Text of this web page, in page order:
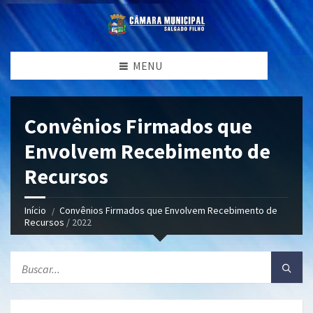
MENU
Convênios Firmados que
Envolvem Recebimento de
Recursos
Início
Convênios Firmados que Envolvem Recebimento de
Recursos / 2022